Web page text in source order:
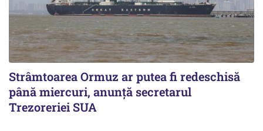
Strâmtoarea Ormuz ar putea fi redeschisă
până miercuri, anunță secretarul
Trezoreriei SUA